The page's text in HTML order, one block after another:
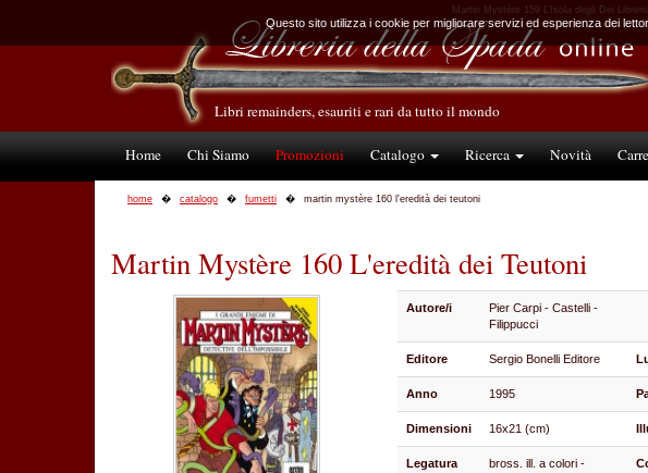
Martin Mystère 159 L’Isola degli Dei
Libri remainders, esauriti e rari da tutto il mondo
Home Chi Siamo Promozioni Catalogo Ricerca Novità
home catalogo fumetti martin mystère 160 l'eredità dei teutoni
Martin Mystère 160 L'eredità dei Teutoni
Autore/i
Pier Carpi - Castelli -
Filippucci
Editore Sergio Bonelli Editore
Anno 1995
Dimensioni 16x21 (cm)
Legatura
bross. ill. a colori -
Questo sito utilizza i cookie per migliorare servizi ed esperienza dei